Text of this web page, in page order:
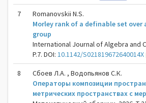
7
Romanovskii N.S.
Morley rank of a definable set over
group
International Journal of Algebra and
P.7. DOI: 10.1142/S021819672640014X
8
Сбоев Л.А. , Водопьянов С.К.
Операторы композиции
метрических пространствах с